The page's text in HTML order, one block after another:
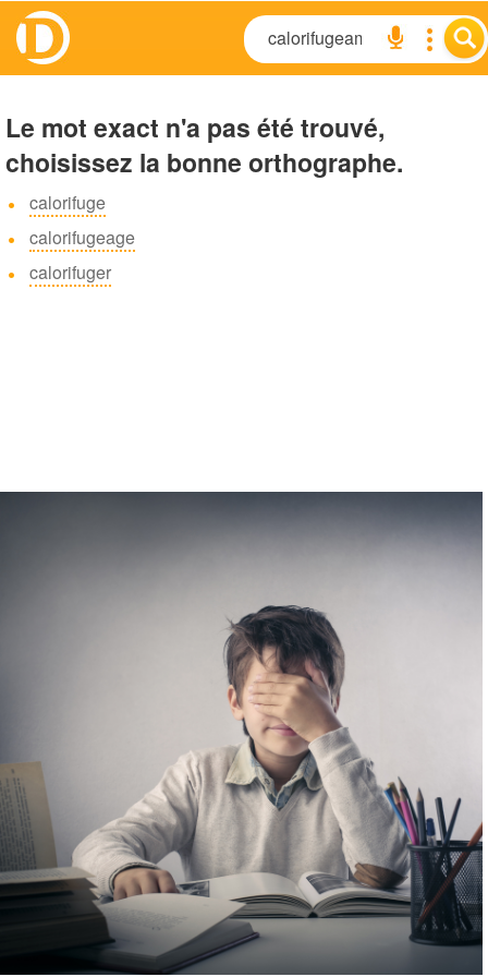
Le mot exact n'a pas été trouvé,
choisissez la bonne orthographe.
calorifuge
calorifugeage
calorifuger